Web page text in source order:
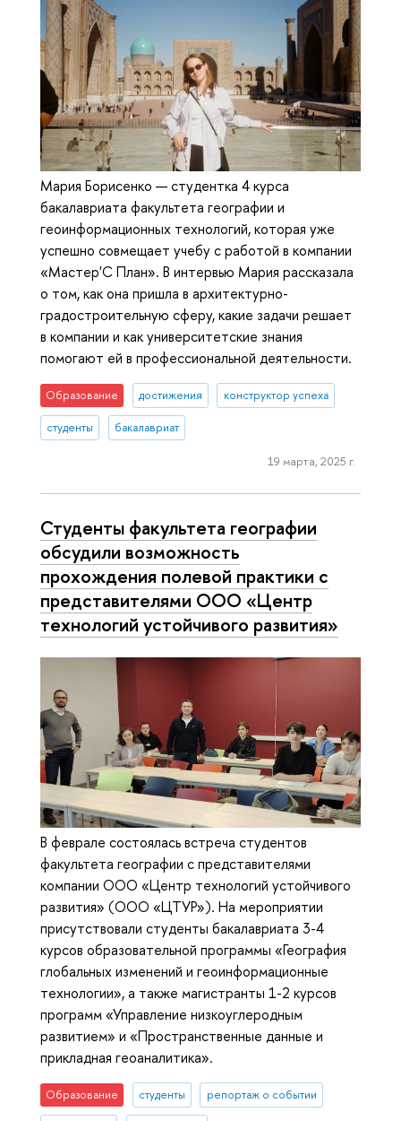
Мария Борисенко — студентка 4 курса
бакалавриата факультета географии и
геоинформационных технологий, которая уже
успешно совмещает учебу с работой в компании
«Мастер'С План». В интервью Мария рассказала
о том, как она пришла в архитектурно-
градостроительную сферу, какие задачи решает
в компании и как университетские знания
помогают ей в профессиональной деятельности.
Образование достижения конструктор успеха
студенты бакалавриат
19 марта, 2025 г.
Студенты факультета географии
обсудили возможность
прохождения полевой практики с
представителями ООО «Центр
технологий устойчивого развития»
В феврале состоялась встреча студентов
факультета географии с представителями
компании ООО «Центр технологий устойчивого
развития» (ООО «ЦТУР»). На мероприятии
присутствовали студенты бакалавриата 3-4
курсов образовательной программы «География
глобальных изменений и геоинформационные
технологии», а также магистранты 1-2 курсов
программ «Управление низкоуглеродным
развитием» и «Пространственные данные и
прикладная геоаналитика».
Образование студенты репортаж о событии